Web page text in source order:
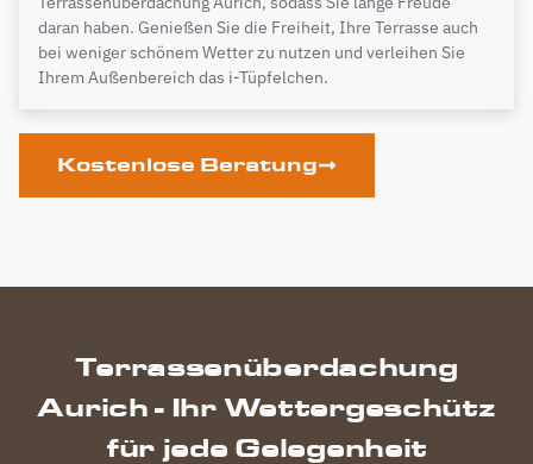
daran haben. Genießen Sie die Freiheit, Ihre Terrasse auch
bei weniger schönem Wetter zu nutzen und verleihen Sie
Ihrem Außenbereich das i-Tüpfelchen.
Kostenlose Beratung
Terrassenüberdachung
Aurich - Ihr Wettergeschütz
für jede Gelegenheit